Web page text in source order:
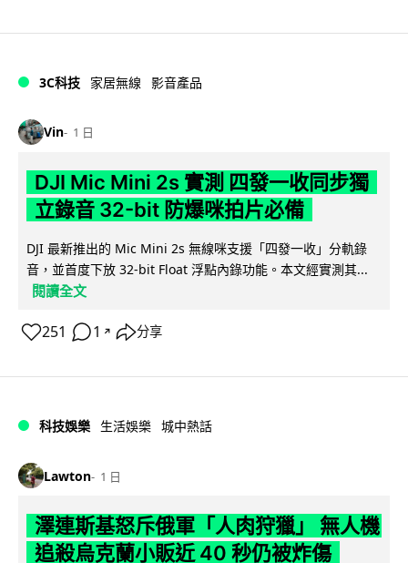
3C科技 家居無線 影音產品
Vin 1 日
DJI Mic Mini 2s 實測 四發一收同步獨
立錄音 32-bit 防爆咪拍片必備
DJI 最新推出的 Mic Mini 2s 無線咪支援「四發一收」分軌錄
音，並首度下放 32-bit Float 浮點內錄功能。本文經實測其...
閱讀全文
251 1 ↗ 分享
科技娛樂 生活娛樂 城中熱話
Lawton 1 日
澤連斯基怒斥俄軍「人肉狩獵」 無人機
追殺烏克蘭小販近 40 秒仍被炸傷